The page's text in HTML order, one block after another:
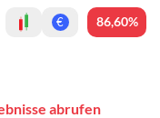
€ 86,60%
abrufen